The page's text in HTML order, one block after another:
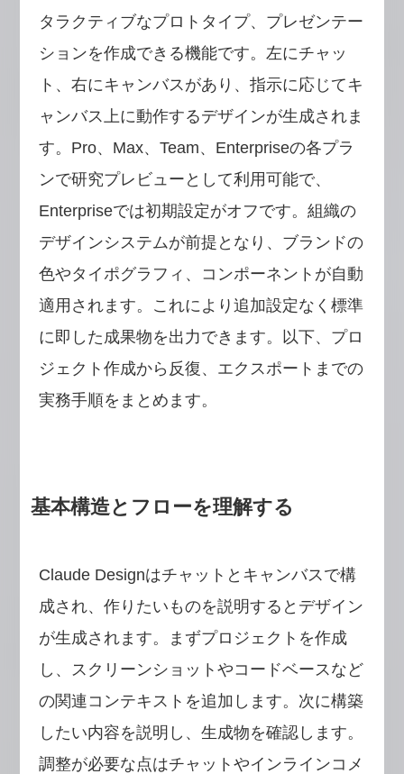
タラクティブなプロトタイプ、プレゼンテー
ションを作成できる機能です。左にチャッ
ト、右にキャンバスがあり、指示に応じてキ
ャンバス上に動作するデザインが生成されま
す。Pro、Max、Team、Enterpriseの各プラ
ンで研究プレビューとして利用可能で、
Enterpriseでは初期設定がオフです。組織の
デザインシステムが前提となり、ブランドの
色やタイポグラフィ、コンポーネントが自動
適用されます。これにより追加設定なく標準
に即した成果物を出力できます。以下、プロ
ジェクト作成から反復、エクスポートまでの
実務手順をまとめます。
基本構造とフローを理解する
Claude Designはチャットとキャンバスで構
成され、作りたいものを説明するとデザイン
が生成されます。まずプロジェクトを作成
し、スクリーンショットやコードベースなど
の関連コンテキストを追加します。次に構築
したい内容を説明し、生成物を確認します。
調整が必要な点はチャットやインラインコメ